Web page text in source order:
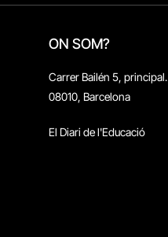
ON SOM?
Carrer Bailén 5, principal.
08010, Barcelona
El Diari de l'Educació